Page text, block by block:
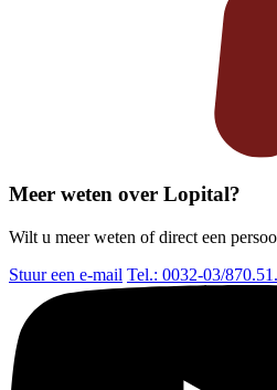
Meer weten over Lopital?
Wilt u meer weten of direct een
Stuur een e-mail Tel.: 0032-03/